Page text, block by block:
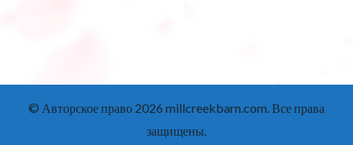
© Авторское право 2026 millcreekbarn.com. Все права
защищены.